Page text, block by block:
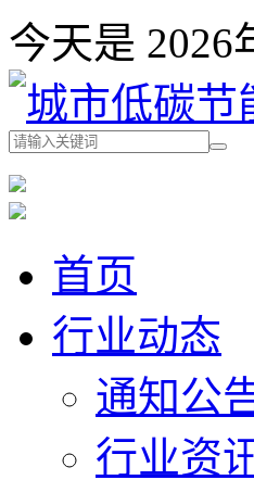
今天是
首页
行业动态
通知公
行业资